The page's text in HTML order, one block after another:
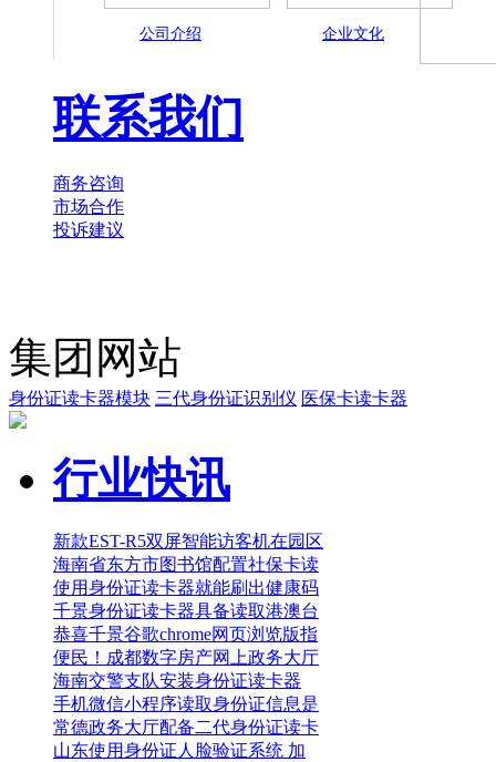
公司介绍 企业文化
联系我们
商务咨询
市场合作
投诉建议
集团网站
身份证读卡器模块 三代身份证识别仪 医保卡读卡器
行业快讯
新款EST-R5双屏智能访客机在园区
海南省东方市图书馆配置社保卡读
使用身份证读卡器就能刷出健康码
千景身份证读卡器具备读取港澳台
恭喜千景谷歌chrome网页浏览版指
便民！成都数字房产网上政务大厅
海南交警支队安装身份证读卡器
手机微信小程序读取身份证信息是
常德政务大厅配备二代身份证读卡
山东使用身份证人脸验证系统 加